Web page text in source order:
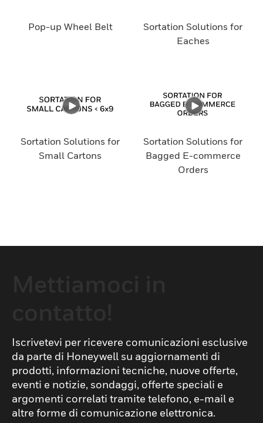
Pop-up Wheel Belt
Sortation Solutions for
Eaches
Sortation Solutions for
Small Cartons
Sortation Solutions for
Bagged E-commerce
Orders
Iscrivetevi per ricevere comunicazioni esclusive
da parte di Honeywell su aggiornamenti di
prodotti, informazioni tecniche, nuove offerte,
eventi e notizie, sondaggi, offerte speciali e
argomenti correlati tramite telefono, e-mail e
altre forme di comunicazione elettronica.